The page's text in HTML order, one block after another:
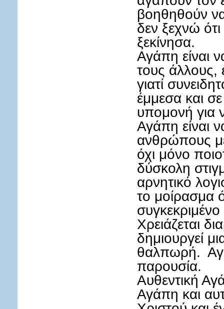
βοηθηθούν
δεν ξεχνώ
ξεκίνησα.
Αγάπη είναι
τους άλλους,
γιατί
έμμεσα και
υπομονή για
Αγάπη είναι
ανθρώπους
όχι μόνο
δύσκολη
αρνητικό
το μοίρασμα
Χρειάζεται
δημιουργεί
θαλπωρή.
παρουσία.
Αυθεντική
Αγάπη και